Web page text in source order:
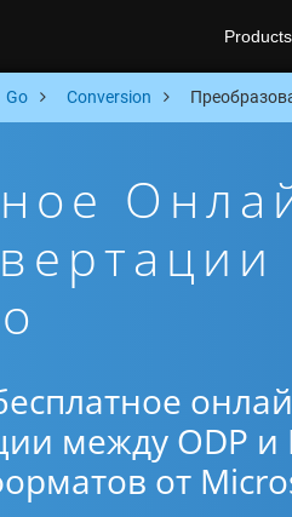
Products
Go Conversion
между ODP и
от